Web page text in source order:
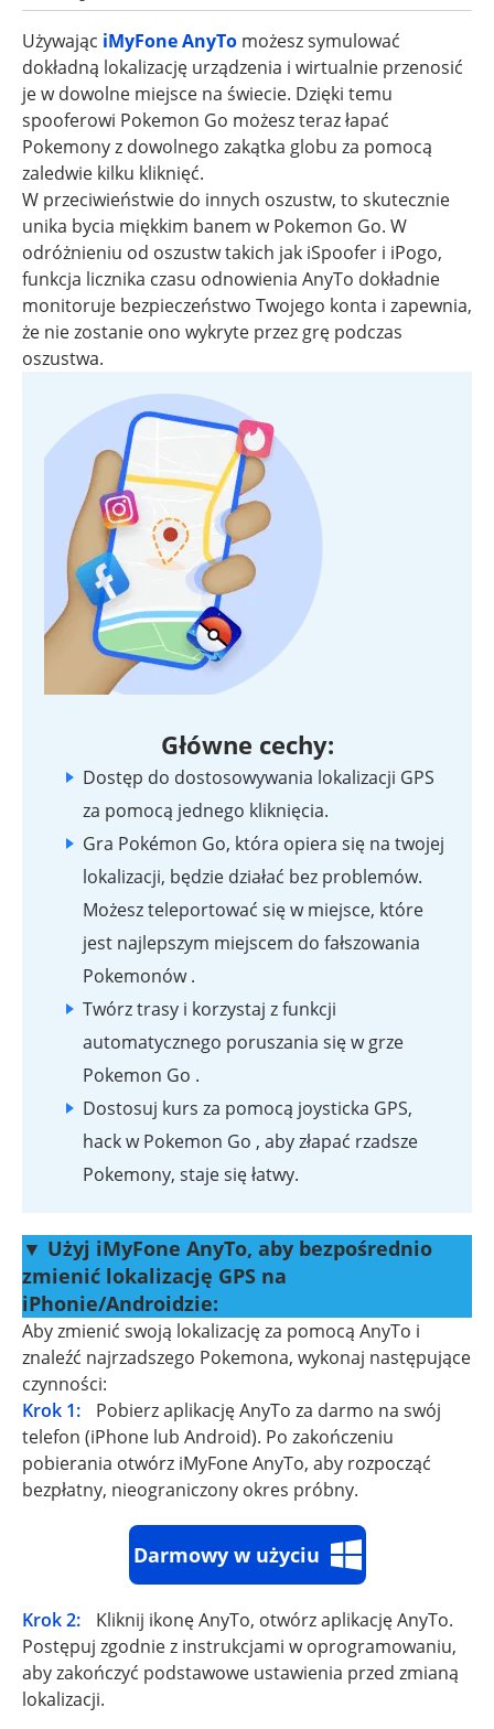
Używając iMyFone AnyTo możesz symulować
dokładną lokalizację urządzenia i wirtualnie przenosić
je w dowolne miejsce na świecie. Dzięki temu
spooferowi Pokemon Go możesz teraz łapać
Pokemony z dowolnego zakątka globu za pomocą
zaledwie kilku kliknięć.
W przeciwieństwie do innych oszustw, to skutecznie
unika bycia miękkim banem w Pokemon Go. W
odróżnieniu od oszustw takich jak iSpoofer i iPogo,
funkcja licznika czasu odnowienia AnyTo dokładnie
monitoruje bezpieczeństwo Twojego konta i zapewnia,
że nie zostanie ono wykryte przez grę podczas
oszustwa.
Główne cechy:
Dostęp do dostosowywania lokalizacji GPS
za pomocą jednego kliknięcia.
Gra Pokémon Go, która opiera się na twojej
lokalizacji, będzie działać bez problemów.
Możesz teleportować się w miejsce, które
jest najlepszym miejscem do fałszowania
Pokemonów .
Twórz trasy i korzystaj z funkcji
automatycznego poruszania się w grze
Pokemon Go .
Dostosuj kurs za pomocą joysticka GPS,
hack w Pokemon Go , aby złapać rzadsze
Pokemony, staje się łatwy.
▼ Użyj iMyFone AnyTo, aby bezpośrednio
zmienić lokalizację GPS na
iPhonie/Androidzie:
Aby zmienić swoją lokalizację za pomocą AnyTo i
znaleźć najrzadszego Pokemona, wykonaj następujące
czynności:
Krok 1:
Pobierz aplikację AnyTo za darmo na swój
telefon (iPhone lub Android). Po zakończeniu
pobierania otwórz iMyFone AnyTo, aby rozpocząć
bezpłatny, nieograniczony okres próbny.
Darmowy w użyciu
Krok 2:
Kliknij ikonę AnyTo, otwórz aplikację AnyTo.
Postępuj zgodnie z instrukcjami w oprogramowaniu,
aby zakończyć podstawowe ustawienia przed zmianą
lokalizacji.